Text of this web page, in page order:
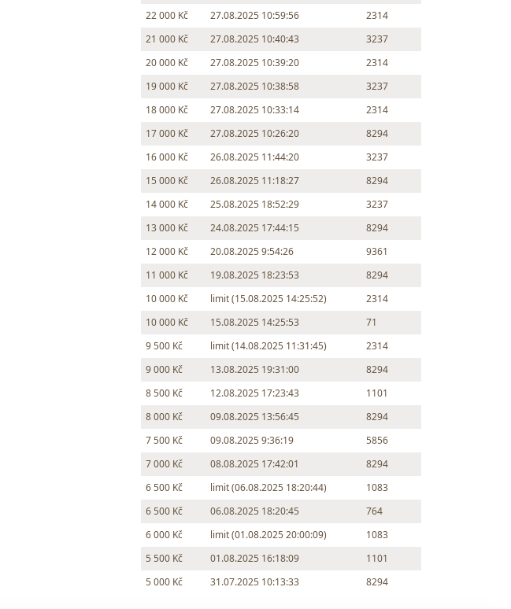
22 000 Kč
27.08.2025 10:59:56
2314
21 000 Kč
27.08.2025 10:40:43
3237
20 000 Kč
27.08.2025 10:39:20
2314
19 000 Kč
27.08.2025 10:38:58
3237
18 000 Kč
27.08.2025 10:33:14
2314
17 000 Kč
27.08.2025 10:26:20
8294
16 000 Kč
26.08.2025 11:44:20
3237
15 000 Kč
26.08.2025 11:18:27
8294
14 000 Kč
25.08.2025 18:52:29
3237
13 000 Kč
24.08.2025 17:44:15
8294
12 000 Kč
20.08.2025 9:54:26
9361
11 000 Kč
19.08.2025 18:23:53
8294
10 000 Kč
limit (15.08.2025 14:25:52)
2314
10 000 Kč
15.08.2025 14:25:53
71
9 500 Kč
limit (14.08.2025 11:31:45)
2314
9 000 Kč
13.08.2025 19:31:00
8294
8 500 Kč
12.08.2025 17:23:43
1101
8 000 Kč
09.08.2025 13:56:45
8294
7 500 Kč
09.08.2025 9:36:19
5856
7 000 Kč
08.08.2025 17:42:01
8294
6 500 Kč
limit (06.08.2025 18:20:44)
1083
6 500 Kč
06.08.2025 18:20:45
764
6 000 Kč
limit (01.08.2025 20:00:09)
1083
5 500 Kč
01.08.2025 16:18:09
1101
5 000 Kč
31.07.2025 10:13:33 8294